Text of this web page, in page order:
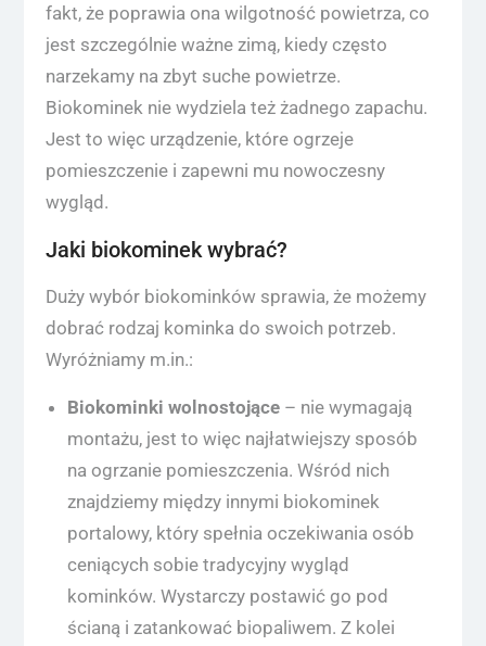
fakt, że poprawia ona wilgotność powietrza, co
jest szczególnie ważne zimą, kiedy często
narzekamy na zbyt suche powietrze.
Biokominek nie wydziela też żadnego zapachu.
Jest to więc urządzenie, które ogrzeje
pomieszczenie i zapewni mu nowoczesny
wygląd.
Jaki biokominek wybrać?
Duży wybór biokominków sprawia, że możemy
dobrać rodzaj kominka do swoich potrzeb.
Wyróżniamy m.in.:
Biokominki wolnostojące – nie wymagają
montażu, jest to więc najłatwiejszy sposób
na ogrzanie pomieszczenia. Wśród nich
znajdziemy między innymi biokominek
portalowy, który spełnia oczekiwania osób
ceniących sobie tradycyjny wygląd
kominków. Wystarczy postawić go pod
ścianą i zatankować biopaliwem. Z kolei